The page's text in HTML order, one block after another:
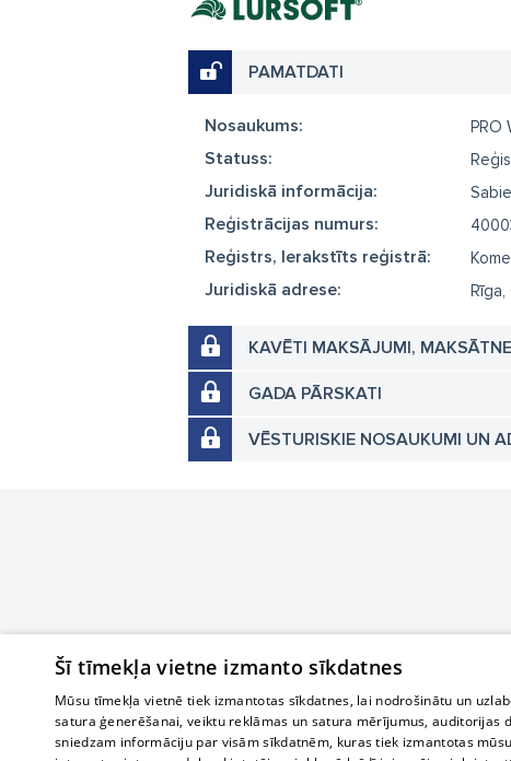
PAMATDATI
Nosaukums: PRO
Statuss:
Juridiskā informācija:
Reģistrācijas numurs:
Reģistrs, Ierakstīts reģistrā:
Juridiskā adrese: Rīga,
KAVĒTI MAKSĀJUMI,
GADA PĀRSKATI
VĒSTURISKIE NOSAUKUMI UN
Šī tīmekļa vietne izmanto sīkdatnes
Mūsu tīmekļa vietnē tiek izmantotas sīkdatnes, lai nodrošinātu un
satura ģenerēšanai, veiktu reklāmas un satura mērījumus, auditorijas
sniedzam informāciju par visām sīkdatnēm, kuras tiek izmantotas